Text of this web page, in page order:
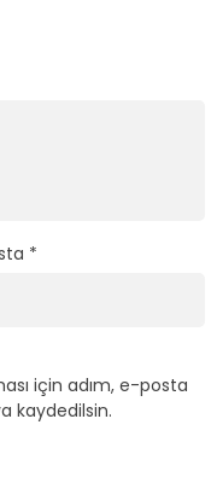
*
için adım, e-posta
kaydedilsin.